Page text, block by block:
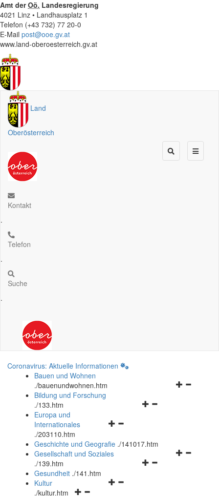
Amt derOö. Landesregierung
4021 Linz • Landhausplatz 1
Telefon (+43 732) 77 20-0
E-Mail post@ooe.gv.at
www.land-oberoesterreich.gv.at
Land
Oberösterreich
Kontakt
.
Telefon
.
Suche
.
Coronavirus: Aktuelle Informationen
Bauen und Wohnen
./bauenundwohnen.htm
Navigationsmenü
Bildung und Forschung
./133.htm
Navigationsmenü
und
schließen
Europa und
Internationales
./203110.htm
Geschichte und Geografie ./141017.htm
Navigationsmenü
Gesellschaft und Soziales
./139.htm
Navigationsmenü
Gesundheit ./141.htm
Navigationsmenü
Kultur
./kultur.htm